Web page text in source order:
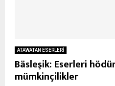
ATAWATAN ESERLERİ
Bäsleşik: Eserleri
mümkinçilikler